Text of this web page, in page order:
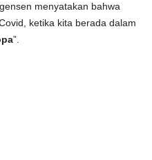
menyatakan bahwa
ketika kita berada dalam
”.